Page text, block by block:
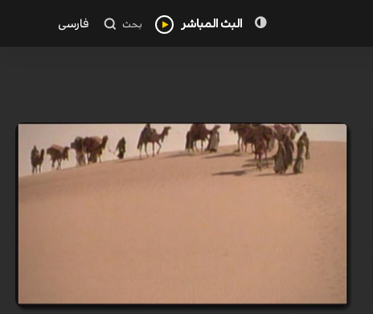
البث المباشر بحث فارسی